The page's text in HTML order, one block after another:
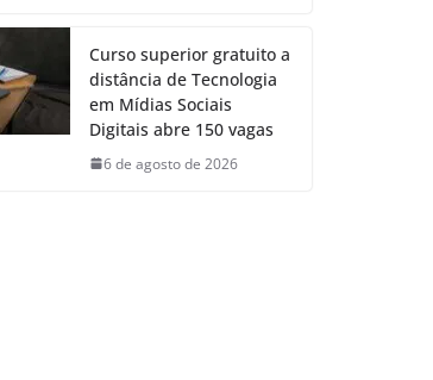
Curso superior gratuito a
distância de Tecnologia
em Mídias Sociais
Digitais abre 150 vagas
6 de agosto de 2026